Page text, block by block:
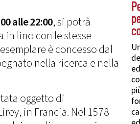
alle 22:00, si potrà
in lino con le stesse
è concesso dal
nella ricerca e nella
oggetto di
in Francia. Nel 1578